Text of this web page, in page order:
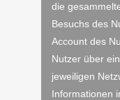
die
Besuchs des
Account des
Nutzer über
jeweiligen
Informationen